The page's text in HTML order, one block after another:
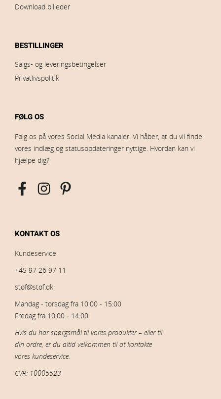
Download billeder
BESTILLINGER
Salgs- og leveringsbetingelser
Privatlivspolitik
FØLG OS
Følg os på vores Social Media kanaler. Vi håber, at du vil finde
vores indlæg og statusopdateringer nyttige. Hvordan kan vi
hjælpe dig?
KONTAKT OS
Kundeservice
+45 97 26 97 11
stof@stof.dk
Mandag - torsdag fra 10:00 - 15:00
Fredag fra 10:00 - 14:00
Hvis du har spørgsmål til vores produkter – eller til
din ordre, er du altid velkommen til at kontakte
vores kundeservice.
CVR: 10005523